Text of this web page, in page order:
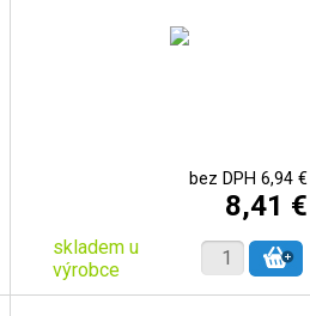
bez DPH 6,94 €
8,41 €
skladem u
výrobce